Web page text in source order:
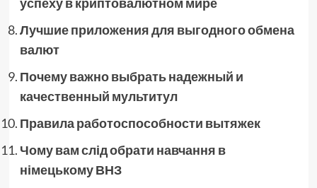
Лучшие приложения для выгодного обмена
валют
Почему важно выбрать надежный и
качественный мультитул
Правила работоспособности вытяжек
Чому вам слід обрати навчання в
німецькому ВНЗ